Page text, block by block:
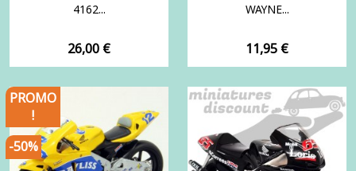
4162...
Prix
26,00 €
WAYNE...
Prix
11,95 €
PROMO
!
-50%